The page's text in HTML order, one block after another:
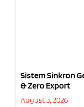
Sistem Sinkron
& Zero Export
August 3, 2026